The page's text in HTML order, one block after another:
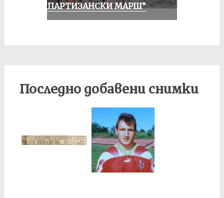
ОТ „ПАРТИЗАНСКИ МАРШ“
Последно добавени снимки